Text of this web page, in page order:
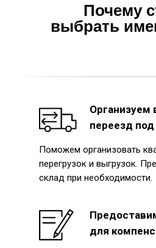
Почему
выбрать
Организуем
переезд
для
Поможем организовать
перегрузок и выгрузок.
склад при необходимости.